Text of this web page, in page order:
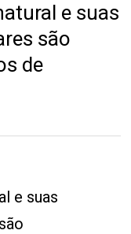
e suas
são
de
e suas